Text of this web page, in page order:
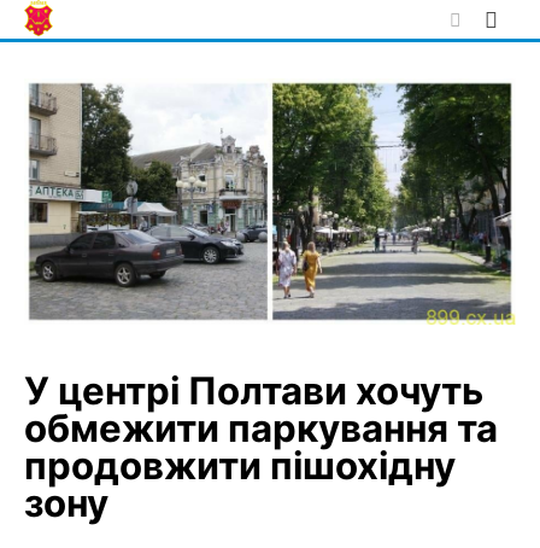
Skip
to
У центрі Полтави хочуть
обмежити паркування та
продовжити пішохідну
зону